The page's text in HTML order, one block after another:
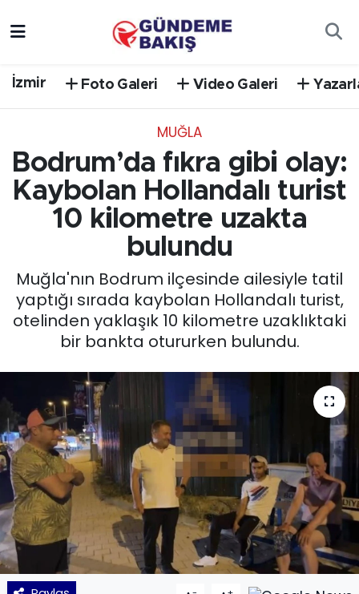
İzmir Foto Galeri Video Galeri
MUĞLA
Bodrum’da fıkra gibi olay:
Kaybolan Hollandalı turist
10 kilometre uzakta
bulundu
Muğla'nın Bodrum ilçesinde ailesiyle tatil
yaptığı sırada kaybolan Hollandalı turist,
otelinden yaklaşık 10 kilometre uzaklıktaki
bir bankta otururken bulundu.
EGE
EĞİTİM
English News
GÜNCEL
KÜLTÜR SANAT
MAGAZİN
POLİTİKA
SAĞLIK
Siyaset
Süper Lig Puan Durumu ve Fikstür
Tüm Manşetler
Haber Arşivi